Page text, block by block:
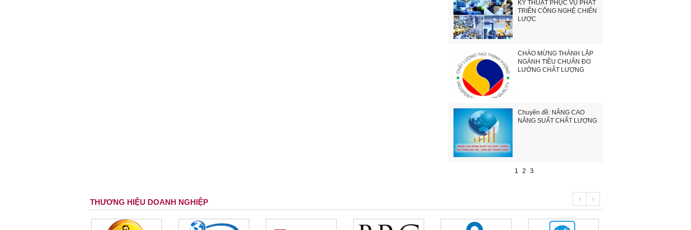
KỸ THUẬT PHỤC VỤ PHÁT
TRIỂN CÔNG NGHỆ CHIẾN
LƯỢC
CHÀO MỪNG THÀNH LẬP
NGÀNH TIÊU CHUẨN ĐO
LƯỜNG CHẤT LƯỢNG
Chuyên đề: NÂNG CAO
NĂNG SUẤT CHẤT LƯỢNG
1 2 3
THƯƠNG HIỆU DOANH NGHIỆP